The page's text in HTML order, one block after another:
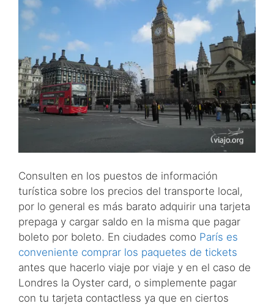
Consulten en los puestos de información
turística sobre los precios del transporte local,
por lo general es más barato adquirir una tarjeta
prepaga y cargar saldo en la misma que pagar
boleto por boleto. En ciudades como París es
conveniente comprar los paquetes de tickets
antes que hacerlo viaje por viaje y en el caso de
Londres la Oyster card, o simplemente pagar
con tu tarjeta contactless ya que en ciertos